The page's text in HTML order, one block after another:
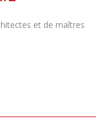
et de maîtres